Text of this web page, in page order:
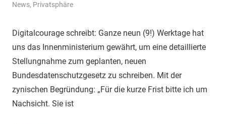
News, Privatsphäre
Digitalcourage schreibt: Ganze neun (9!) Werktage hat
uns das Innenministerium gewährt, um eine detaillierte
Stellungnahme zum geplanten, neuen
Bundesdatenschutzgesetz zu schreiben. Mit der
zynischen Begründung: „Für die kurze Frist bitte ich um
Nachsicht. Sie ist